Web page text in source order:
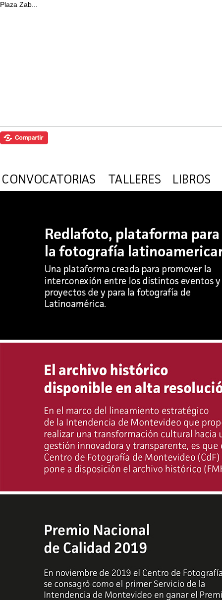
Plaza Zab...